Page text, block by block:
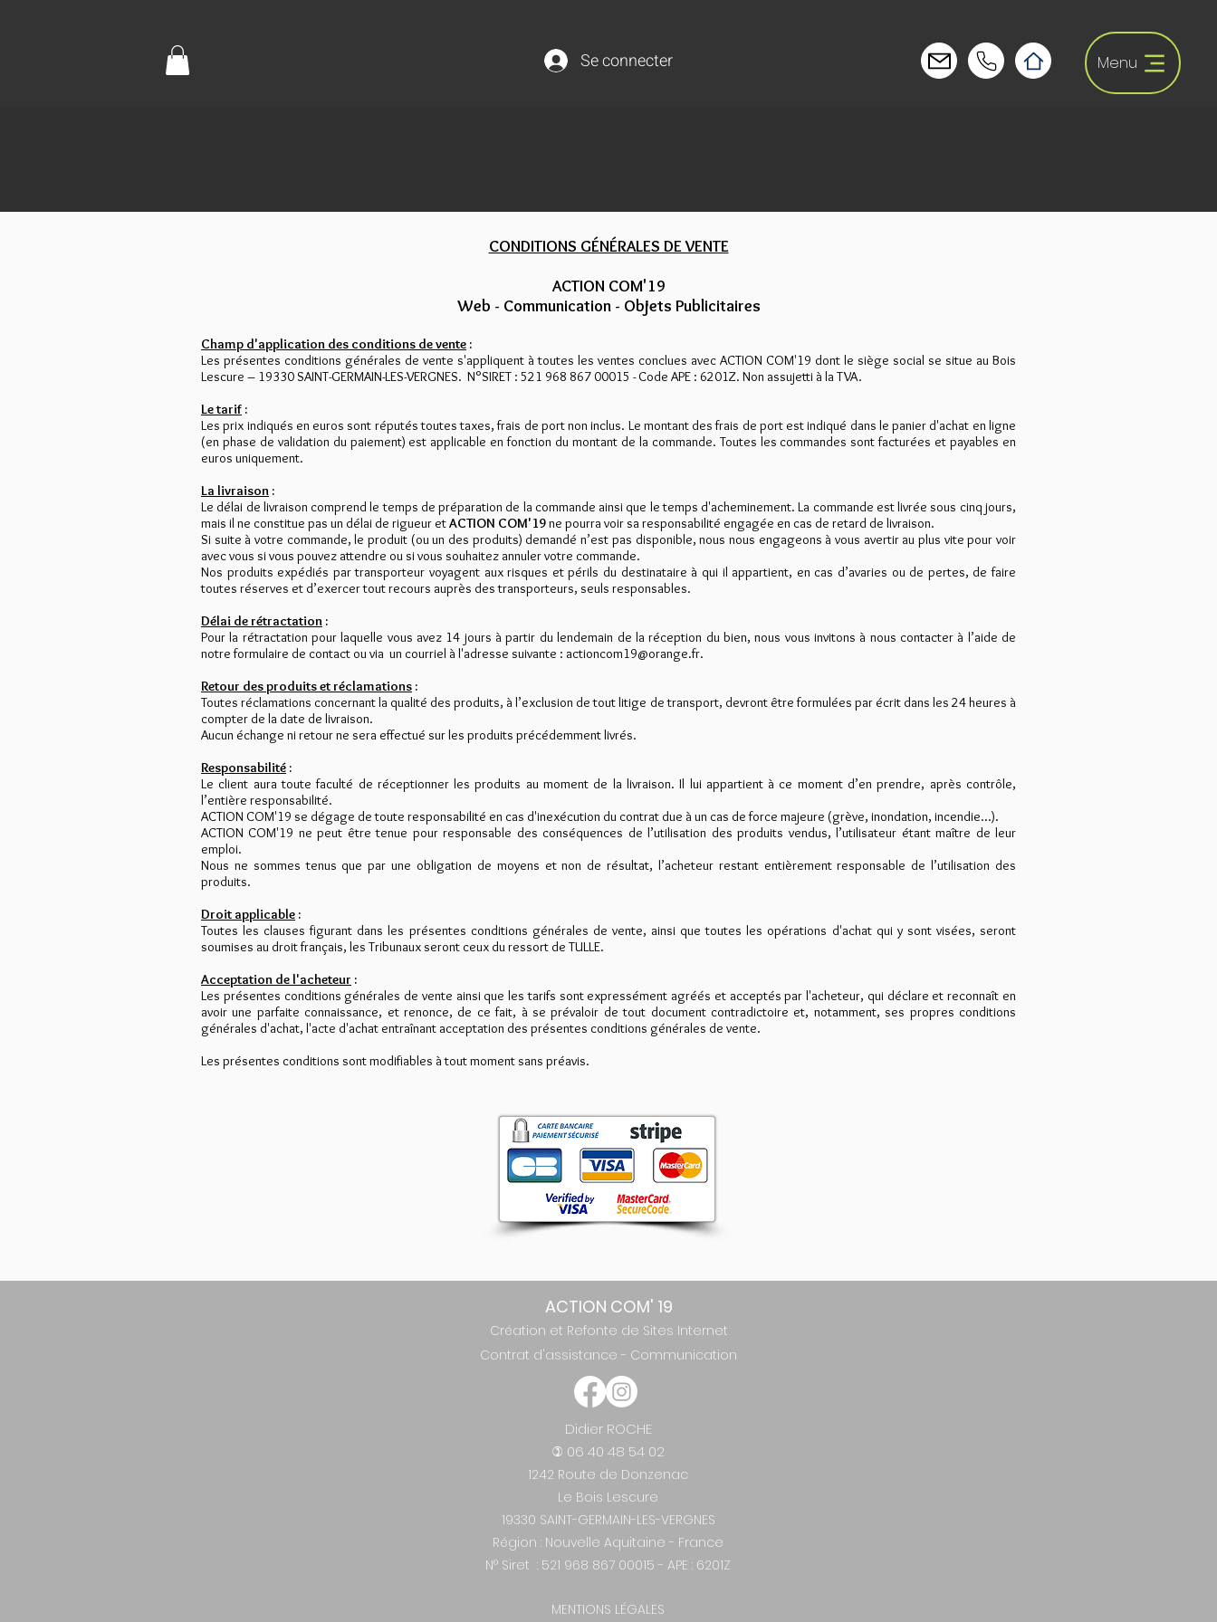
Menu
Se connecter
CONDITIONS GÉNÉRALES DE VENTE
ACTION COM'19
Web - Communication - Objets Publicitaires
Champ d'application des conditions de vente :
Les présentes conditions générales de vente s'appliquent à toutes les ventes conclues avec ACTION COM'19 dont le siège social se situe au Bois
Lescure – 19330 SAINT-GERMAIN-LES-VERGNES. N°SIRET : 521 968 867 00015 - Code APE : 6201Z. Non assujetti à la TVA.
Le tarif :
Les prix indiqués en euros sont réputés toutes taxes, frais de port non inclus. Le montant des frais de port est indiqué dans le panier d'achat en ligne
(en phase de validation du paiement) est applicable en fonction du montant de la commande. Toutes les commandes sont facturées et payables en
euros uniquement.
La livraison :
Le délai de livraison comprend le temps de préparation de la commande ainsi que le temps d'acheminement. La commande est livrée sous cinq jours,
mais il ne constitue pas un délai de rigueur etACTION COM'19ne pourra voir sa responsabilité engagée en cas de retard de livraison.
Si suite à votre commande, le produit (ou un des produits) demandé n’est pas disponible, nous nous engageons à vous avertir au plus vite pour voir
avec vous si vous pouvez attendre ou si vous souhaitez annuler votre commande.
Nos produits expédiés par transporteur voyagent aux risques et périls du destinataire à qui il appartient, en cas d’avaries ou de pertes, de faire
toutes réserves et d’exercer tout recours auprès des transporteurs, seuls responsables.
Délai de rétractation :
Pour la rétractation pour laquelle vous avez 14 jours à partir du lendemain de la réception du bien, nous vous invitons à nous contacter à l’aide de
notre formulaire de contact ou via un courriel à l'adresse suivante : actioncom19@orange.fr.
Retour des produits et réclamations :
Toutes réclamations concernant la qualité des produits, à l’exclusion de tout litige de transport, devront être formulées par écrit dans les 24 heures à
compter de la date de livraison.
Aucun échange ni retour ne sera effectué sur les produits précédemment livrés.
Responsabilité :
Le client aura toute faculté de réceptionner les produits au moment de la livraison. Il lui appartient à ce moment d’en prendre, après contrôle,
l’entière responsabilité.
ACTION COM'19 se dégage de toute responsabilité en cas d'inexécution du contrat due à un cas de force majeure (grève, inondation, incendie...).
ACTION COM'19 ne peut être tenue pour responsable des conséquences de l’utilisation des produits vendus, l’utilisateur étant maître de leur
emploi.
Nous ne sommes tenus que par une obligation de moyens et non de résultat, l’acheteur restant entièrement responsable de l’utilisation des
produits.
Droit applicable :
Toutes les clauses figurant dans les présentes conditions générales de vente, ainsi que toutes les opérations d'achat qui y sont visées, seront
soumises au droit français, les Tribunaux seront ceux du ressort de TULLE.
Acceptation de l'acheteur :
Les présentes conditions générales de vente ainsi que les tarifs sont expressément agréés et acceptés par l'acheteur, qui déclare et reconnaît en
avoir une parfaite connaissance, et renonce, de ce fait, à se prévaloir de tout document contradictoire et, notamment, ses propres conditions
générales d'achat, l'acte d'achat entraînant acceptation des présentes conditions générales de vente.
Les présentes conditions sont modifiables à tout moment sans préavis.​
ACTION COM' 19
Création et Refonte de Sites Internet
Contrat d'assistance - Communication
Didier ROCHE
) 06 40 48 54 02
1242 Route de Donzenac
Le Bois Lescure
19330 SAINT-GERMAIN-LES-VERGNES
Région : Nouvelle Aquitaine - France
N° Siret : 521 968 867 00015 - APE : 6201Z
MENTIONS LÉGALES